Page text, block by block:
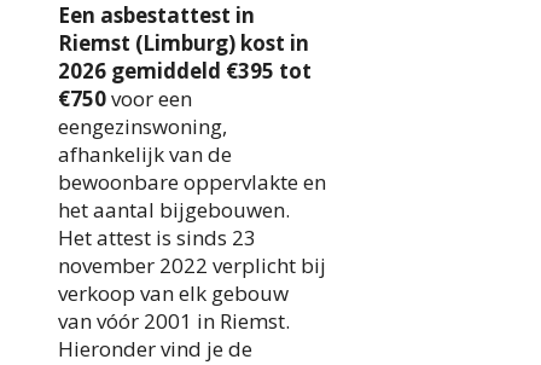
Een asbestattest in
Riemst (Limburg) kost in
2026 gemiddeld €395 tot
€750voor een
eengezinswoning,
afhankelijk van de
bewoonbare oppervlakte en
het aantal bijgebouwen.
Het attest is sinds 23
november 2022 verplicht bij
verkoop van elk gebouw
van vóór 2001 in Riemst.
Hieronder vind je de